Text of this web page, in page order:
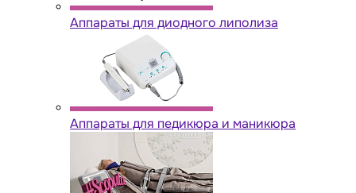
Аппараты для диодного липолиза
Аппараты для педикюра и маникюра